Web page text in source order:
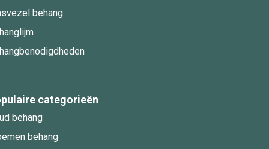
behang
categorieën
behang
behang